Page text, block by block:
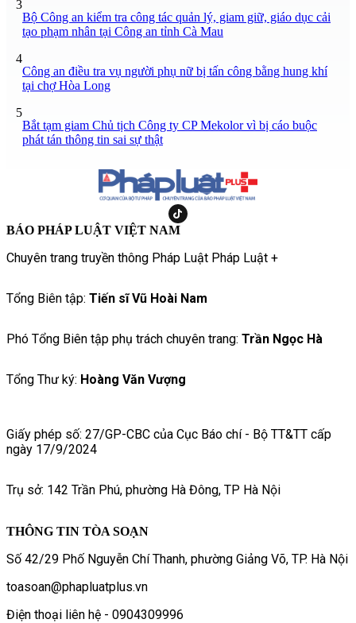
3
Bộ Công an kiểm tra công tác quản lý, giam giữ, giáo dục cải
tạo phạm nhân tại Công an tỉnh Cà Mau
4
Công an điều tra vụ người phụ nữ bị tấn công bằng hung khí
tại chợ Hòa Long
5
Bắt tạm giam Chủ tịch Công ty CP Mekolor vì bị cáo buộc
phát tán thông tin sai sự thật
BÁO PHÁP LUẬT VIỆT NAM
Chuyên trang truyền thông Pháp Luật Pháp Luật +
Tổng Biên tập: Tiến sĩ Vũ Hoài Nam
Phó Tổng Biên tập phụ trách chuyên trang: Trần Ngọc Hà
Tổng Thư ký: Hoàng Văn Vượng
Giấy phép số: 27/GP-CBC của Cục Báo chí - Bộ TT&TT cấp
ngày 17/9/2024
Trụ sở: 142 Trần Phú, phường Hà Đông, TP Hà Nội
THÔNG TIN TÒA SOẠN
Số 42/29 Phố Nguyễn Chí Thanh, phường Giảng Võ, TP. Hà Nội
toasoan@phapluatplus.vn
Điện thoại liên hệ - 0904309996